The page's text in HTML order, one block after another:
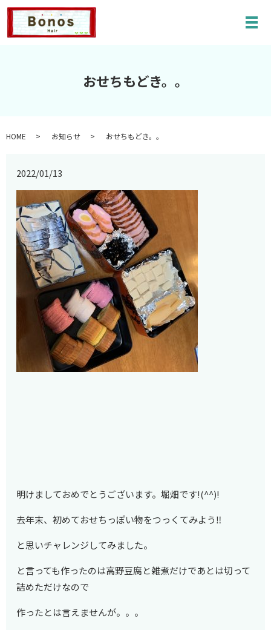
メ
おせちもどき。。
HOME お知らせ おせちもどき。。
2022/01/13
明けましておめでとうございます。堀畑です!(^^)!
去年末、初めておせちっぽい物をつっくてみよう‼
と思いチャレンジしてみました。
と言っても作ったのは高野豆腐と雑煮だけであとは切って
詰めただけなので
作ったとは言えませんが。。。